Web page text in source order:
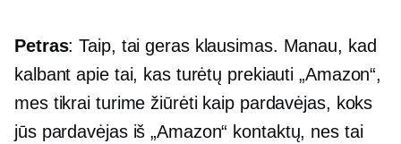
Petras: Taip, tai geras klausimas. Manau, kad
kalbant apie tai, kas turėtų prekiauti „Amazon“,
mes tikrai turime žiūrėti kaip pardavėjas, koks
jūs pardavėjas iš „Amazon“ kontaktų, nes tai